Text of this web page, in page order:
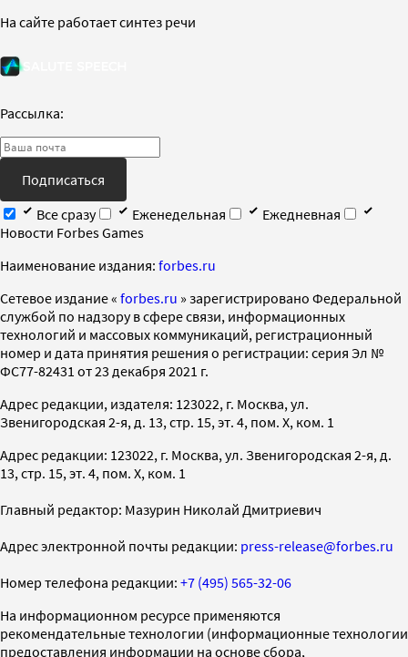
На сайте работает синтез речи
Рассылка:
Подписаться
Все сразу
Еженедельная
Ежедневная
Новости Forbes Games
Наименование издания: forbes.ru
Cетевое издание « forbes.ru » зарегистрировано Федеральной
службой по надзору в сфере связи, информационных
технологий и массовых коммуникаций, регистрационный
номер и дата принятия решения о регистрации: серия Эл №
ФС77-82431 от 23 декабря 2021 г.
Адрес редакции, издателя: 123022, г. Москва, ул.
Звенигородская 2-я, д. 13, стр. 15, эт. 4, пом. X, ком. 1
Адрес редакции: 123022, г. Москва, ул. Звенигородская 2-я, д.
13, стр. 15, эт. 4, пом. X, ком. 1
Главный редактор: Мазурин Николай Дмитриевич
Адрес электронной почты редакции: press-release@forbes.ru
Номер телефона редакции: +7 (495) 565-32-06
На информационном ресурсе применяются
рекомендательные технологии (информационные технологии
предоставления информации на основе сбора,